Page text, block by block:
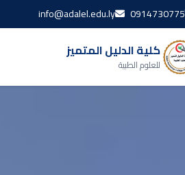
0914730775
info@adalel.edu.ly
كلية الدليل المتميز
للعلوم الطبية